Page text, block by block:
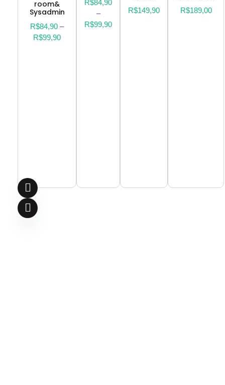
room&
Sysadmin
R$84,90 –
R$99,90
R$84,90
–
R$99,90
R$149,90 R$189,00